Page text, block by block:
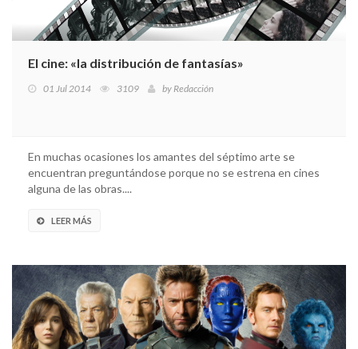
El cine: «la distribución de fantasías»
01 Jul 2014 3109 byRedacción
En muchas ocasiones los amantes del séptimo arte se
encuentran preguntándose porque no se estrena en cines
alguna de las obras....
LEER MÁS